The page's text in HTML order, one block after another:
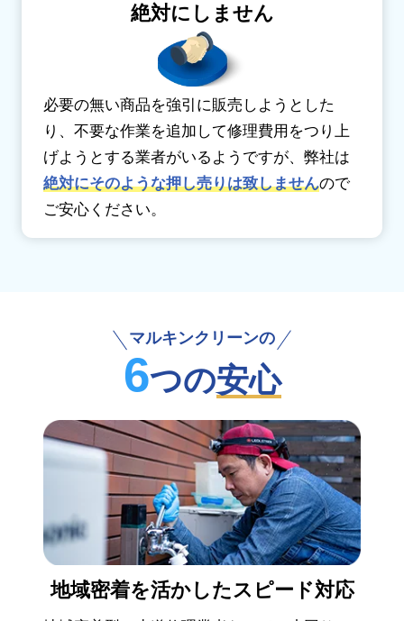
絶対にしません
必要の無い商品を強引に販売しようとした
り、不要な作業を追加して修理費用をつり上
げようとする業者がいるようですが、弊社は
絶対にそのような押し売りは致しませんので
ご安心ください。
マルキンクリーンの
6つの安心
地域密着を活かしたスピード対応